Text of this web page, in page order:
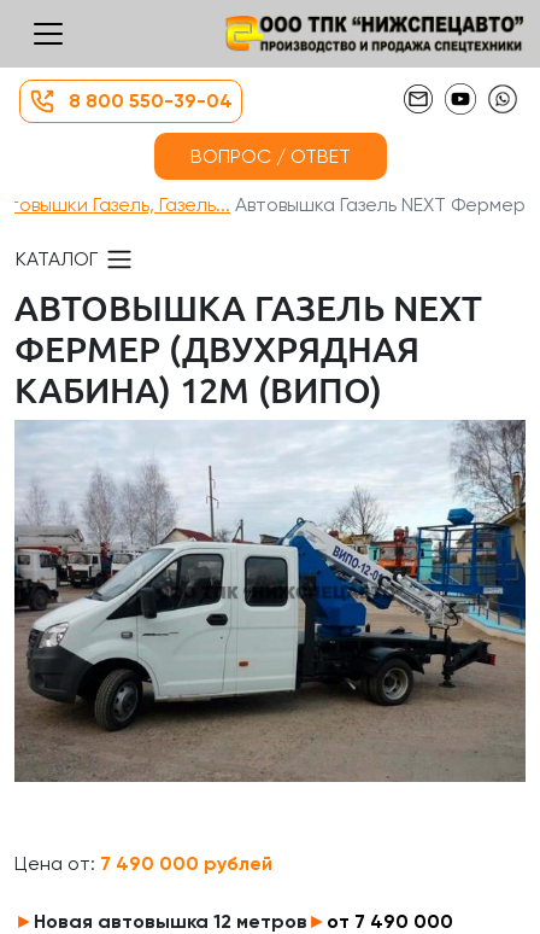
8 800 550-39-04
ВОПРОС / ОТВЕТ
Газель, Газель... Автовышка Газель NEXT Фермер (...
КАТАЛОГ
АВТОВЫШКА ГАЗЕЛЬ NEXT
ФЕРМЕР (ДВУХРЯДНАЯ
КАБИНА) 12М (ВИПО)
Цена от: 7 490 000 рублей
► Новая автовышка 12 метров ► от 7 490 000